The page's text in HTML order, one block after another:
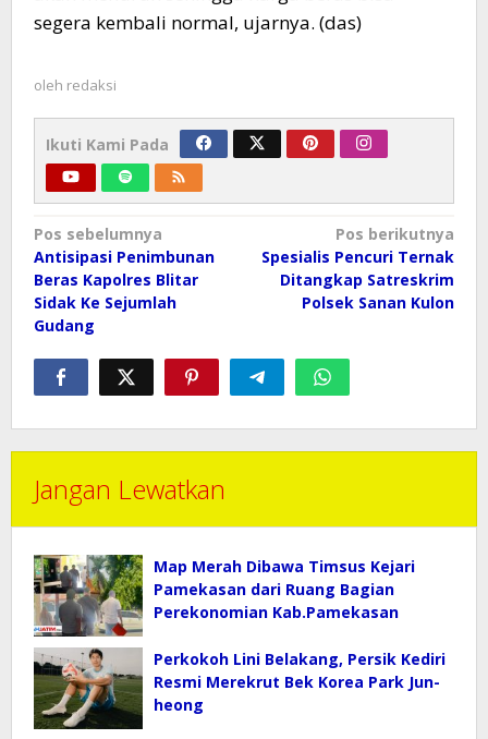
segera kembali normal, ujarnya. (das)
oleh redaksi
Ikuti Kami Pada
Navigasi
pos
Pos sebelumnya
Antisipasi Penimbunan
Beras Kapolres Blitar
Sidak Ke Sejumlah
Gudang
Pos berikutnya
Spesialis Pencuri Ternak
Ditangkap Satreskrim
Polsek Sanan Kulon
Jangan Lewatkan
Map Merah Dibawa Timsus Kejari
Pamekasan dari Ruang Bagian
Perekonomian Kab.Pamekasan
Perkokoh Lini Belakang, Persik Kediri
Resmi Merekrut Bek Korea Park Jun-
heong